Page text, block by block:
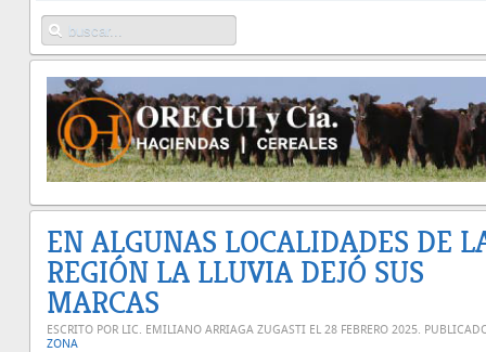
EN ALGUNAS LOCALIDADES DE
REGIÓN LA LLUVIA DEJÓ SUS
MARCAS
ESCRITO POR LIC. EMILIANO ARRIAGA ZUGASTI EL 28 FEBRERO 2025.
ZONA